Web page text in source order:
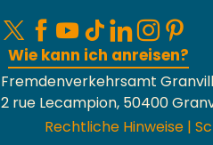
Wie kann ich anreisen?
Fremdenverkehrsamt
2 rue Lecampion, 50400
Rechtliche Hinweise |